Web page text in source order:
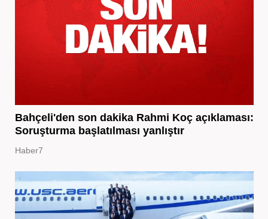
Bahçeli'den son dakika Rahmi Koç açıklaması:
Soruşturma başlatılması yanlıştır
Haber7